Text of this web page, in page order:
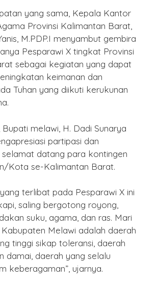
yang sama, Kepala Kantor
Provinsi Kalimantan Barat,
M.PDP.I menyambut gembira
Pesparawi X tingkat Provinsi
sebagai kegiatan yang dapat
keimanan dan
Tuhan yang diikuti kerukunan
melawi, H. Dadi Sunarya
partipasi dan
datang para kontingen
Kota se-Kalimantan Barat.
terlibat pada Pesparawi X ini
saling bergotong royong,
suku, agama, dan ras. Mari
Melawi adalah daerah
tinggi sikap toleransi, daerah
damai, daerah yang selalu
keberagaman”, ujarnya.